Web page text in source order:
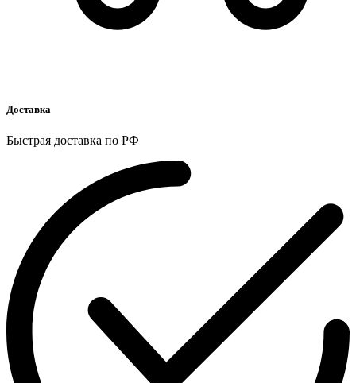
Доставка
Быстрая доставка по РФ